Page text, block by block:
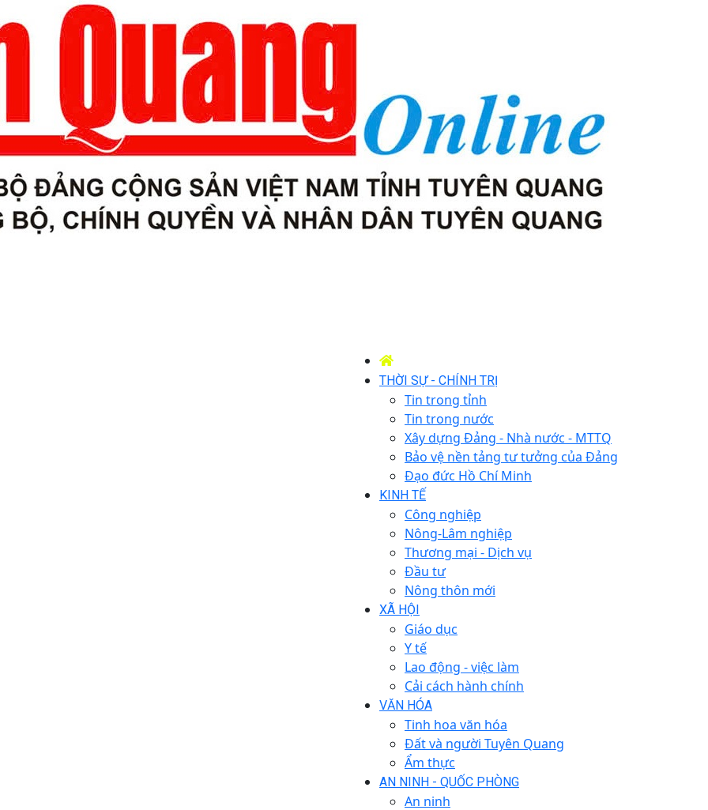
THỜI SỰ - CHÍNH TRỊ
Tin trong tỉnh
Tin trong nước
Xây dựng Đảng - Nhà nước - MTTQ
Bảo vệ nền tảng tư tưởng của Đảng
Đạo đức Hồ Chí Minh
KINH TẾ
Công nghiệp
Nông-Lâm nghiệp
Thương mại - Dịch vụ
Đầu tư
Nông thôn mới
XÃ HỘI
Giáo dục
Y tế
Lao động - việc làm
Cải cách hành chính
VĂN HÓA
Tinh hoa văn hóa
Đất và người Tuyên Quang
Ẩm thực
AN NINH - QUỐC PHÒNG
An ninh